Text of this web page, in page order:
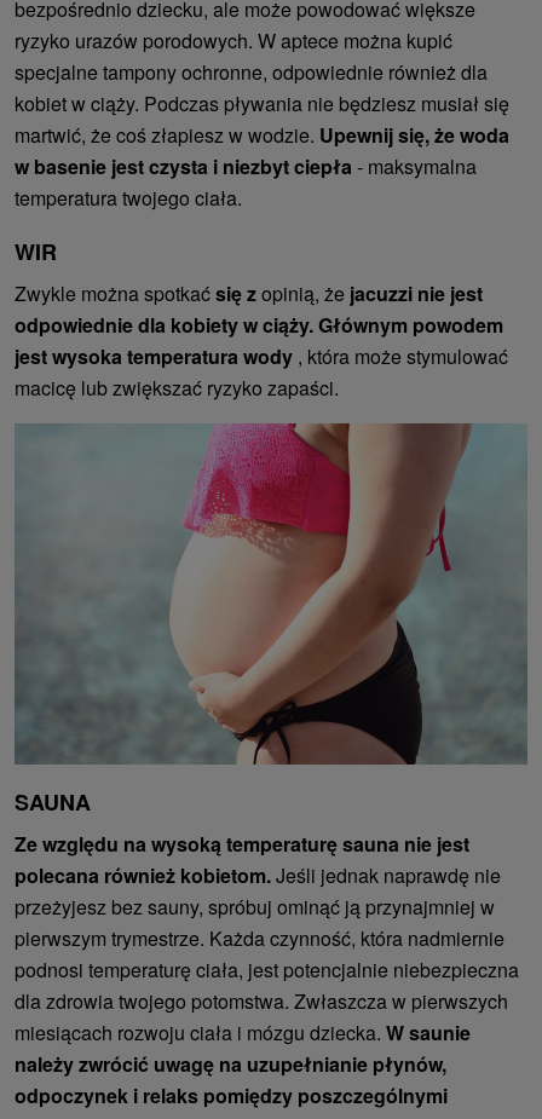
bezpośrednio dziecku, ale może powodować większe
ryzyko urazów porodowych. W aptece można kupić
specjalne tampony ochronne, odpowiednie również dla
kobiet w ciąży. Podczas pływania nie będziesz musiał się
martwić, że coś złapiesz w wodzie. Upewnij się, że woda
w basenie jest czysta i niezbyt ciepła - maksymalna
temperatura twojego ciała.
WIR
Zwykle można spotkaćsię zopinią, że jacuzzi nie jest
odpowiednie dla kobiety w ciąży.Głównym powodem
jest wysoka temperatura wody , która może stymulować
macicę lub zwiększać ryzyko zapaści.
SAUNA
Ze względu na wysoką temperaturę sauna nie jest
polecana również kobietom.Jeśli jednak naprawdę nie
przeżyjesz bez sauny, spróbuj ominąć ją przynajmniej w
pierwszym trymestrze. Każda czynność, która nadmiernie
podnosi temperaturę ciała, jest potencjalnie niebezpieczna
dla zdrowia twojego potomstwa. Zwłaszcza w pierwszych
miesiącach rozwoju ciała i mózgu dziecka. W saunie
należy zwrócić uwagę na uzupełnianie płynów,
odpoczynek i relaks pomiędzy poszczególnymi